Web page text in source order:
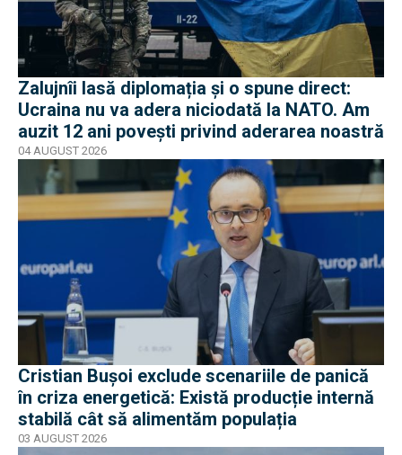
Zalujnîi lasă diplomația și o spune direct:
Ucraina nu va adera niciodată la NATO. Am
auzit 12 ani povești privind aderarea noastră
04 AUGUST 2026
Cristian Bușoi exclude scenariile de panică
în criza energetică: Există producție internă
stabilă cât să alimentăm populația
03 AUGUST 2026